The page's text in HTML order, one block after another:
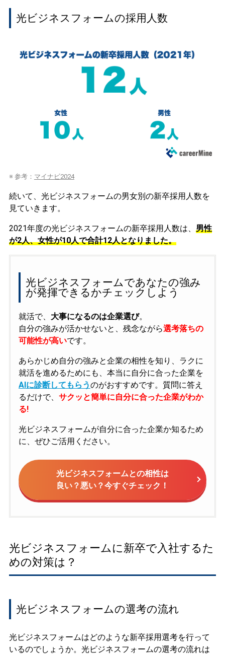
光ビジネスフォームの採用人数
※ 参考： マイナビ2024
続いて、光ビジネスフォームの男女別の新卒採用人数を
見ていきます。
2021年度の光ビジネスフォームの新卒採用人数は、 男性
が2人、女性が10人で合計12人となりました。
光ビジネスフォームであなたの強み
が発揮できるかチェックしよう
就活で、 大事になるのは企業選び。
自分の強みが活かせないと、残念ながら選考落ちの
可能性が高いです。
あらかじめ自分の強みと企業の相性を知り、ラクに
就活を進めるためにも、本当に自分に合った企業を
AIに診断してもらうのがおすすめです。質問に答え
るだけで、 サクッと簡単に自分に合った企業がわか
る!
光ビジネスフォームが自分に合った企業か知るため
に、ぜひご活用ください。
光ビジネスフォームとの相性は
良い？悪い？今すぐチェック！
光ビジネスフォームに新卒で入社するた
めの対策は？
光ビジネスフォームの選考の流れ
光ビジネスフォームはどのような新卒採用選考を行って
いるのでしょうか。光ビジネスフォームの選考の流れは